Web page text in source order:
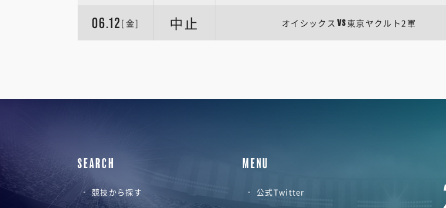
06.12 [金] 中止 オイシックス VS 東京ヤクルト2軍
SEARCH
競技から探す
MENU
公式Twitter